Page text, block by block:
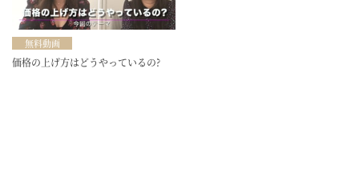
無料動画
価格の上げ方はどうやっているの?